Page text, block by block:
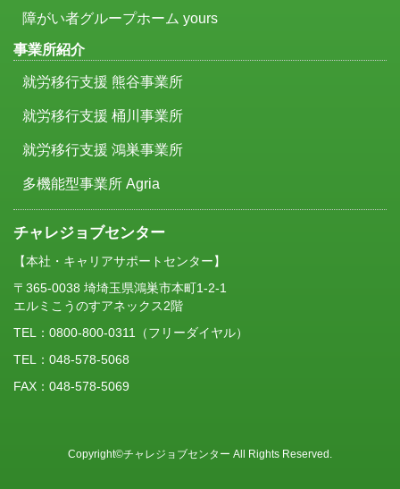
障がい者グループホーム yours
事業所紹介
就労移行支援 熊谷事業所
就労移行支援 桶川事業所
就労移行支援 鴻巣事業所
多機能型事業所 Agria
チャレジョブセンター
【本社・キャリアサポートセンター】
〒365-0038 埼埼玉県鴻巣市本町1-2-1
エルミこうのすアネックス2階
TEL： 0800-800-0311
（フリーダイヤル）
TEL：048-578-5068
FAX：048-578-5069
Copyright©チャレジョブセンター All Rights Reserved.